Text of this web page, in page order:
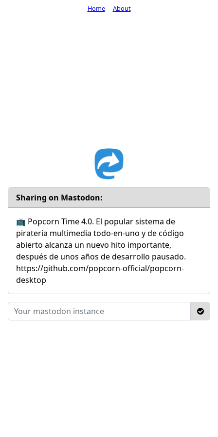
Sharing on Mastodon:
📺 Popcorn Time 4.0. El popular sistema de
piratería multimedia todo-en-uno y de código
abierto alcanza un nuevo hito importante,
después de unos años de desarrollo pausado.
https://github.com/popcorn-official/popcorn-
desktop
Home About